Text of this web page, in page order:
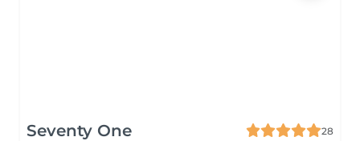
Seventy One
28